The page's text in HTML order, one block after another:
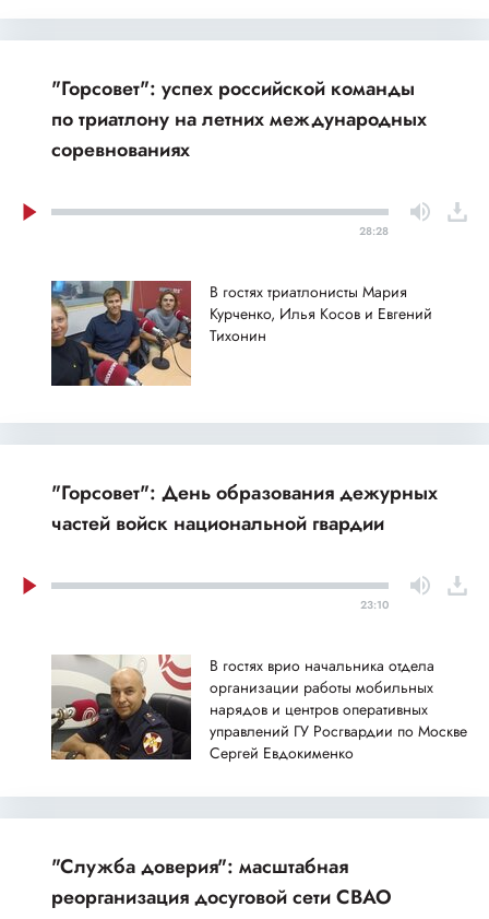
"Горсовет": успех российской команды
по триатлону на летних международных
соревнованиях
28:28
В гостях триатлонисты Мария
Курченко, Илья Косов и Евгений
Тихонин
"Горсовет": День образования дежурных
частей войск национальной гвардии
23:10
В гостях врио начальника отдела
организации работы мобильных
нарядов и центров оперативных
управлений ГУ Росгвардии по Москве
Сергей Евдокименко
"Служба доверия": масштабная
реорганизация досуговой сети СВАО